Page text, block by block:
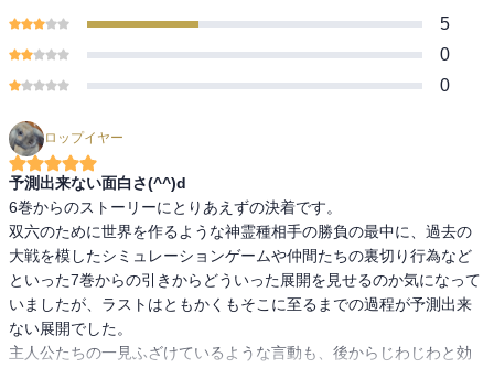
5
0
0
ロップイヤー
予測出来ない面白さ(^^)d
6巻からのストーリーにとりあえずの決着です。
双六のために世界を作るような神霊種相手の勝負の最中に、過去の
大戦を模したシミュレーションゲームや仲間たちの裏切り行為など
といった7巻からの引きからどういった展開を見せるのか気になって
いましたが、ラストはともかくもそこに至るまでの過程が予測出来
ない展開でした。
主人公たちの一見ふざけているような言動も、後からじわじわと効